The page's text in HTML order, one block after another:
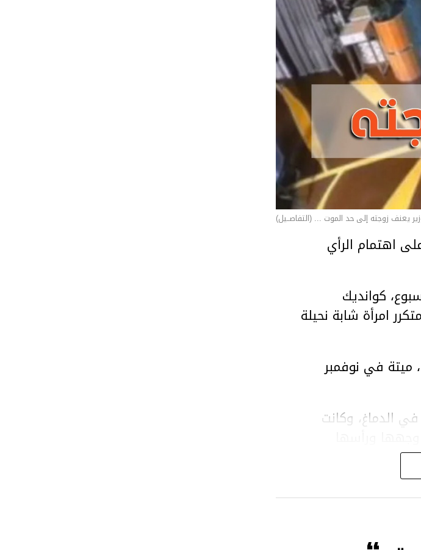
يعنف زوجته إلى حد الموت ... (التفاصــيل)
اهتمام الرأي
كوانديك
امرأة شابة نحيلة
سلطانات نوكينوفا، البالغة من العمر 31 عاما، ميتة في نوفمبر
الدماغ، وكانت